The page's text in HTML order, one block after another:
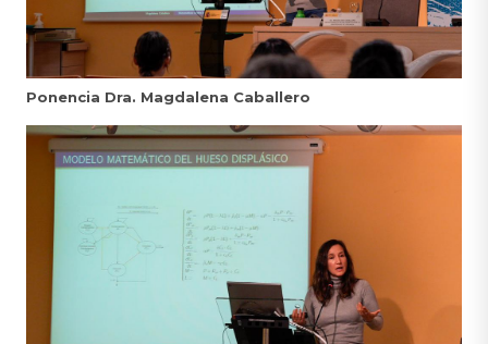
Ponencia Dra. Magdalena Caballero